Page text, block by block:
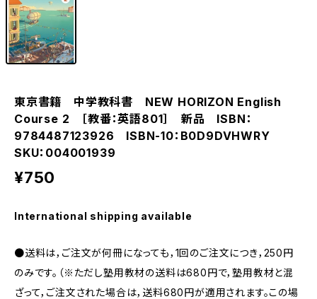
東京書籍 中学教科書 NEW HORIZON English
Course 2 ［教番：英語801］ 新品 ISBN：
9784487123926 ISBN-10：B0D9DVHWRY
SKU：004001939
¥750
International shipping available
●送料は，ご注文が何冊になっても，1回のご注文につき，250円
のみです。（※ただし塾用教材の送料は680円で，塾用教材と混
ざって，ご注文された場合は，送料680円が適用されます。この場